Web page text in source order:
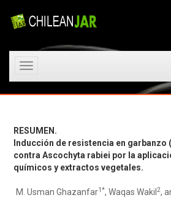
Toggle
RESUMEN.
Inducción de resistencia en garbanzo (
contra Ascochyta rabiei por la
químicos y extractos vegetales.
M. Usman Ghazanfar1*, Waqas Wakil 2,